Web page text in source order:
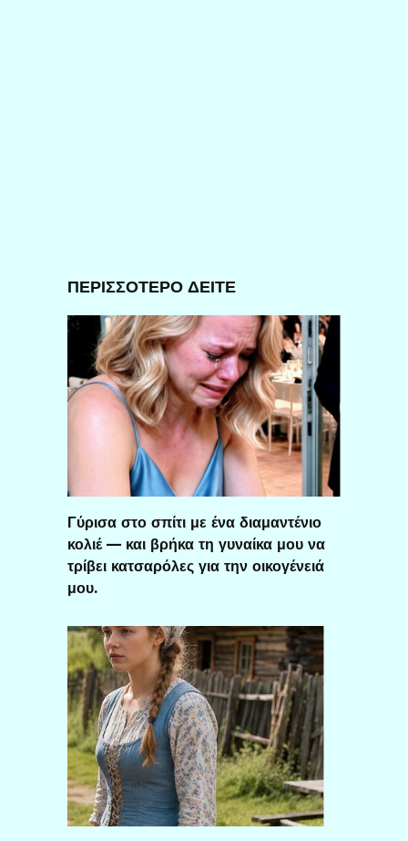
ΠΕΡΙΣΣΟΤΕΡΟ ΔΕΙΤΕ
Γύρισα στο σπίτι με ένα διαμαντένιο
κολιέ — και βρήκα τη γυναίκα μου να
τρίβει κατσαρόλες για την οικογένειά
μου.